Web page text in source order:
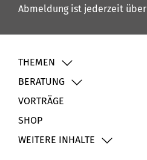
Abmeldung ist jederzeit über
THEMEN
BERATUNG
VORTRÄGE
SHOP
WEITERE INHALTE